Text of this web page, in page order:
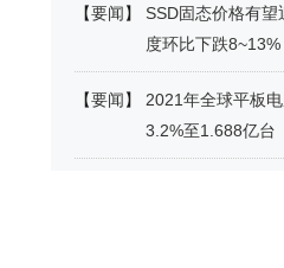
【要闻】
SSD固态价格有
度环比下跌8~13%
【要闻】
2021年全球平板
3.2%至1.688亿台